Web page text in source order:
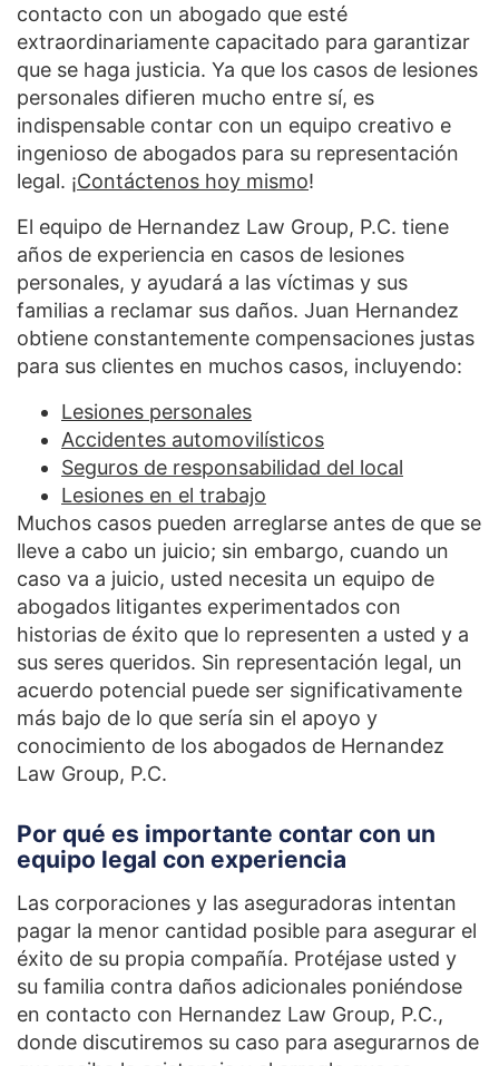
contacto con un abogado que esté
extraordinariamente capacitado para garantizar
que se haga justicia. Ya que los casos de lesiones
personales difieren mucho entre sí, es
indispensable contar con un equipo creativo e
ingenioso de abogados para su representación
legal. ¡Contáctenos hoy mismo!
El equipo de Hernandez Law Group, P.C. tiene
años de experiencia en casos de lesiones
personales, y ayudará a las víctimas y sus
familias a reclamar sus daños. Juan Hernandez
obtiene constantemente compensaciones justas
para sus clientes en muchos casos, incluyendo:
Lesiones personales
Accidentes automovilísticos
Seguros de responsabilidad del local
Lesiones en el trabajo
Muchos casos pueden arreglarse antes de que se
lleve a cabo un juicio; sin embargo, cuando un
caso va a juicio, usted necesita un equipo de
abogados litigantes experimentados con
historias de éxito que lo representen a usted y a
sus seres queridos. Sin representación legal, un
acuerdo potencial puede ser significativamente
más bajo de lo que sería sin el apoyo y
conocimiento de los abogados de Hernandez
Law Group, P.C.
Por qué es importante contar con un
equipo legal con experiencia
Las corporaciones y las aseguradoras intentan
pagar la menor cantidad posible para asegurar el
éxito de su propia compañía. Protéjase usted y
su familia contra daños adicionales poniéndose
en contacto con Hernandez Law Group, P.C.,
donde discutiremos su caso para asegurarnos de